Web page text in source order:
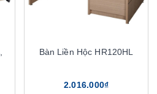
Bàn Liền Hộc HR120HL
2.016.000₫